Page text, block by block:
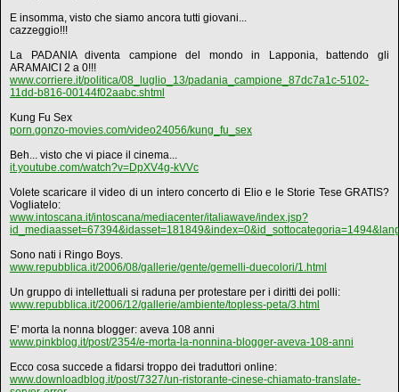
E insomma, visto che siamo ancora tutti giovani...
cazzeggio!!!
La PADANIA diventa campione del mondo in Lapponia, battendo gli
ARAMAICI 2 a 0!!!
www.corriere.it/politica/08_luglio_13/padania_campione_87dc7a1c-5102-
11dd-b816-00144f02aabc.shtml
Kung Fu Sex
porn.gonzo-movies.com/video24056/kung_fu_sex
Beh... visto che vi piace il cinema...
it.youtube.com/watch?v=DpXV4g-kVVc
Volete scaricare il video di un intero concerto di Elio e le Storie Tese GRATIS?
Vogliatelo:
www.intoscana.it/intoscana/mediacenter/italiawave/index.jsp?
Sono nati i Ringo Boys.
www.repubblica.it/2006/08/gallerie/gente/gemelli-duecolori/1.html
Un gruppo di intellettuali si raduna per protestare per i diritti dei polli:
www.repubblica.it/2006/12/gallerie/ambiente/topless-peta/3.html
E' morta la nonna blogger: aveva 108 anni
www.pinkblog.it/post/2354/e-morta-la-nonnina-blogger-aveva-108-anni
Ecco cosa succede a fidarsi troppo dei traduttori online:
www.downloadblog.it/post/7327/un-ristorante-cinese-chiamato-translate-